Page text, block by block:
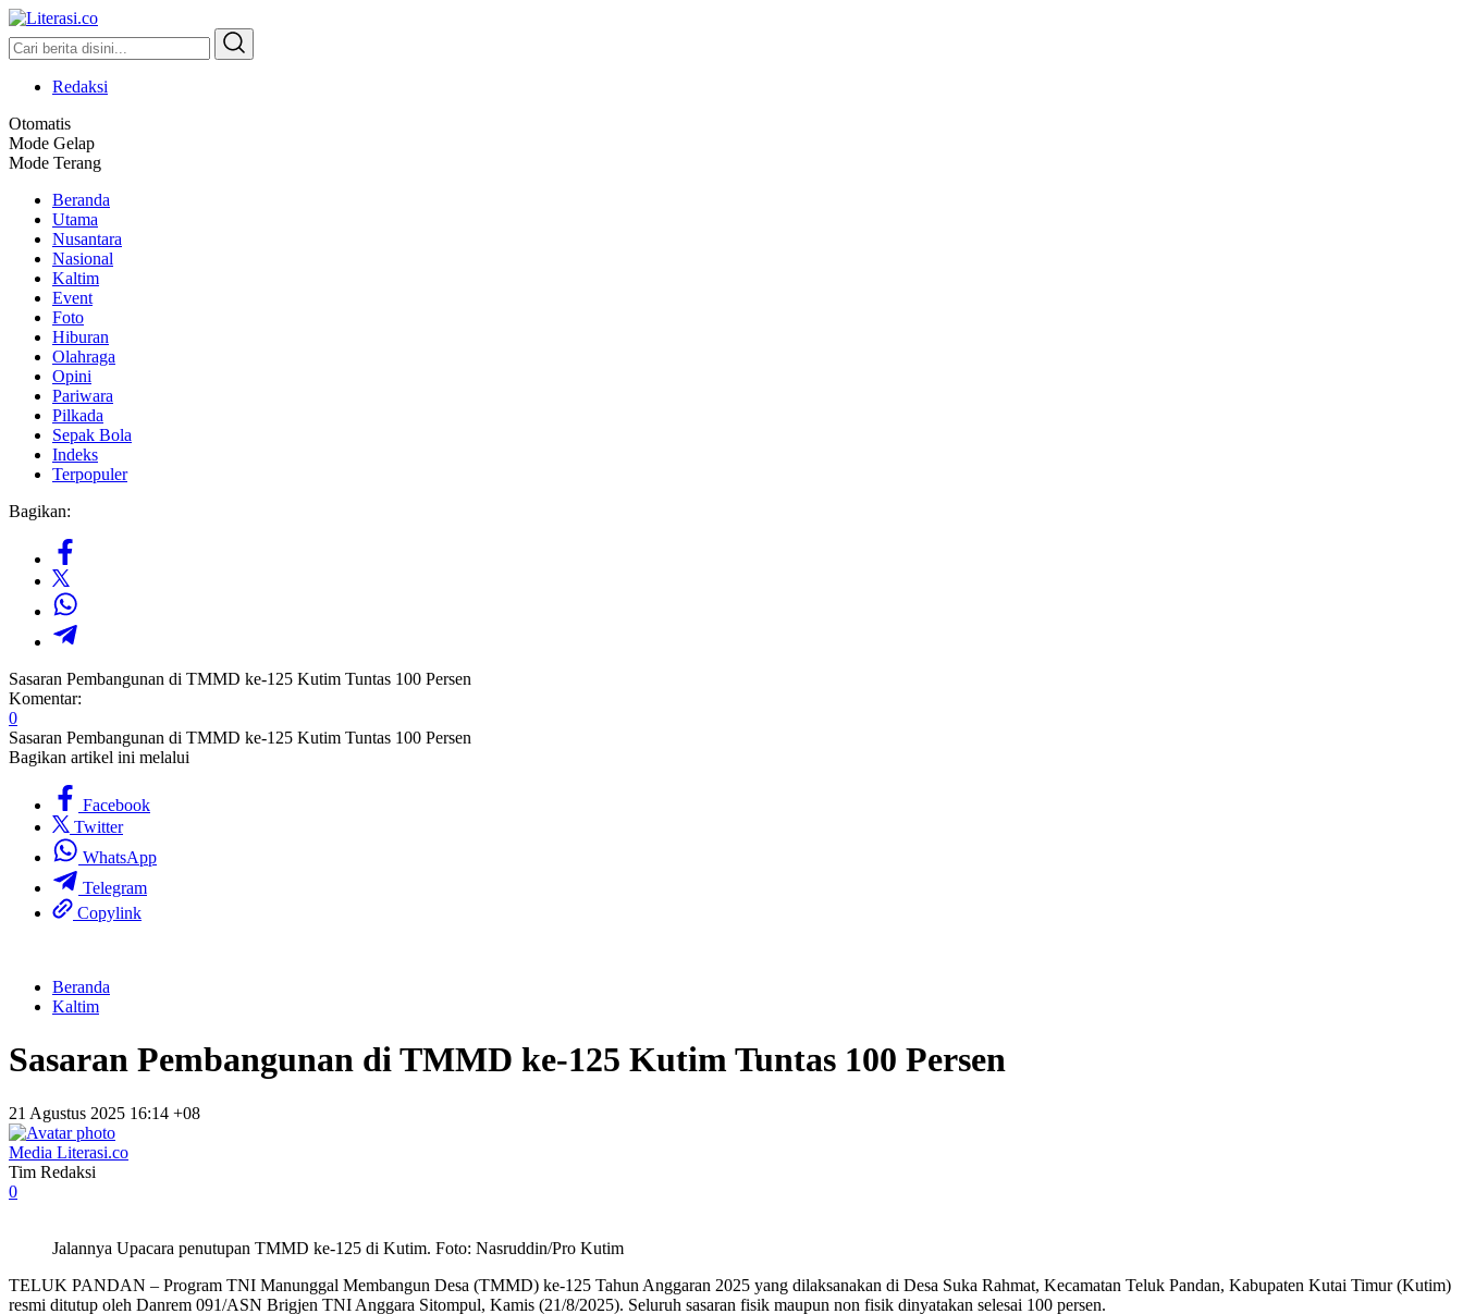
Literasi.co
Pilar Informasi
Redaksi
Otomatis
Mode Gelap
Mode Terang
Beranda
Utama
Nusantara
Nasional
Kaltim
Event
Foto
Hiburan
Olahraga
Opini
Pariwara
Pilkada
Sepak Bola
Indeks
Terpopuler
Bagikan:
Sasaran Pembangunan di TMMD ke-125 Kutim Tuntas 100 Persen
Komentar:
0
Sasaran Pembangunan di TMMD ke-125 Kutim Tuntas 100 Persen
Bagikan artikel ini melalui
Facebook
Twitter
WhatsApp
Telegram
Copylink
Beranda
Kaltim
Sasaran Pembangunan di TMMD ke-125 Kutim Tuntas 100 Persen
21 Agustus 2025 16:14 +08
Media Literasi.co
Tim Redaksi
0
Jalannya Upacara penutupan TMMD ke-125 di Kutim. Foto: Nasruddin/Pro Kutim
TELUK PANDAN – Program TNI Manunggal Membangun Desa (TMMD) ke-125 Tahun Anggaran 2025 yang dilaksanakan di Desa Suka Rahmat, Kecamatan Teluk Pandan, Kabupaten Kutai Timur (Kutim)
resmi ditutup oleh Danrem 091/ASN Brigjen TNI Anggara Sitompul, Kamis (21/8/2025). Seluruh sasaran fisik maupun non fisik dinyatakan selesai 100 persen.